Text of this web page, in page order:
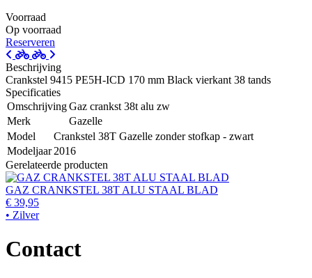
Voorraad
Op voorraad
Reserveren
Beschrijving
Crankstel 9415 PE5H-ICD 170 mm Black vierkant 38 tands
Specificaties
OmschrijvingGaz crankst 38t alu zw
Merk
Gazelle
Model
Crankstel 38T Gazelle zonder stofkap - zwart
Modeljaar 2016
Gerelateerde producten
GAZ CRANKSTEL 38T ALU STAAL BLAD
€ 39,95
• Zilver
Contact